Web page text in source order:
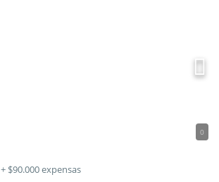
0
+ $90.000 expensas